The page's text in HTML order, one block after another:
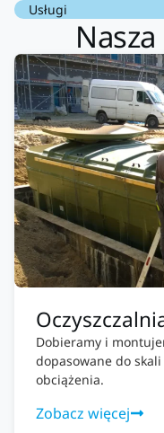
Usługi
Dobieramy i
dopasowane do
obciążenia.
Zobacz więcej